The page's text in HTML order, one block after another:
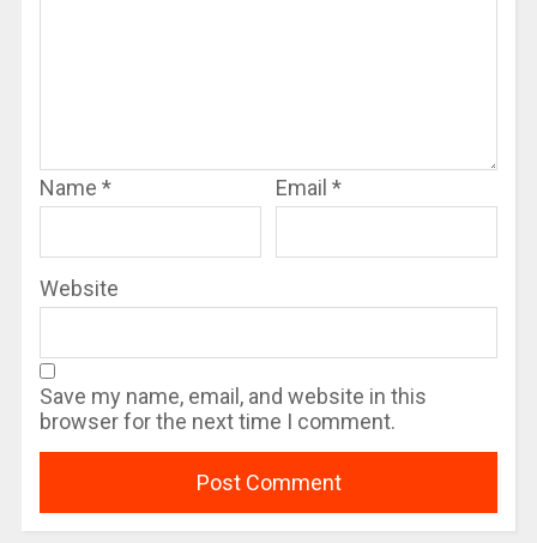
Name * Email *
Website
Save my name, email, and website in this
browser for the next time I comment.